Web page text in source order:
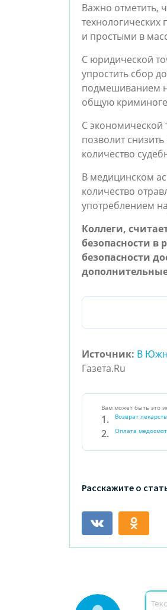
Важно отметить,
и простыми в
С юридической
упростить сбор
подмешиванием
общую
С
позволит
количество
В медицинском
количество
употреблением
Коллеги,
безопасности в
безопасности
Источник: В
Газета.Ru
Вам может быть это
Возврат лекарств
Оплата
Расскажите о